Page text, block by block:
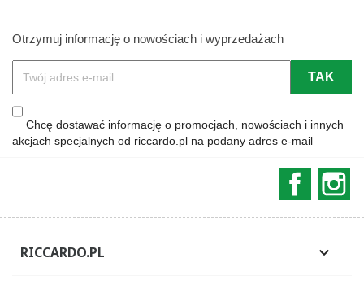
Otrzymuj informację o nowościach i wyprzedażach
Chcę dostawać informację o promocjach, nowościach i innych
akcjach specjalnych od riccardo.pl na podany adres e-mail
RICCARDO.PL 